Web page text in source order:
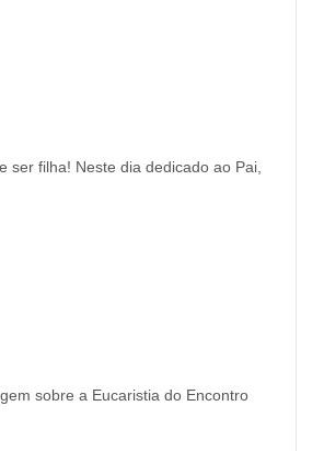
ser filha! Neste dia dedicado ao Pai,
sobre a Eucaristia do Encontro